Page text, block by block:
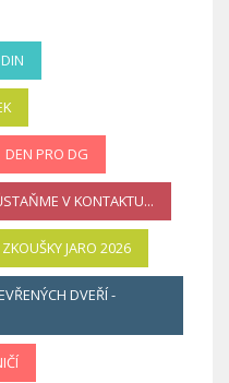
DEN PRO DG
V KONTAKTU...
JARO 2026
DVEŘÍ -